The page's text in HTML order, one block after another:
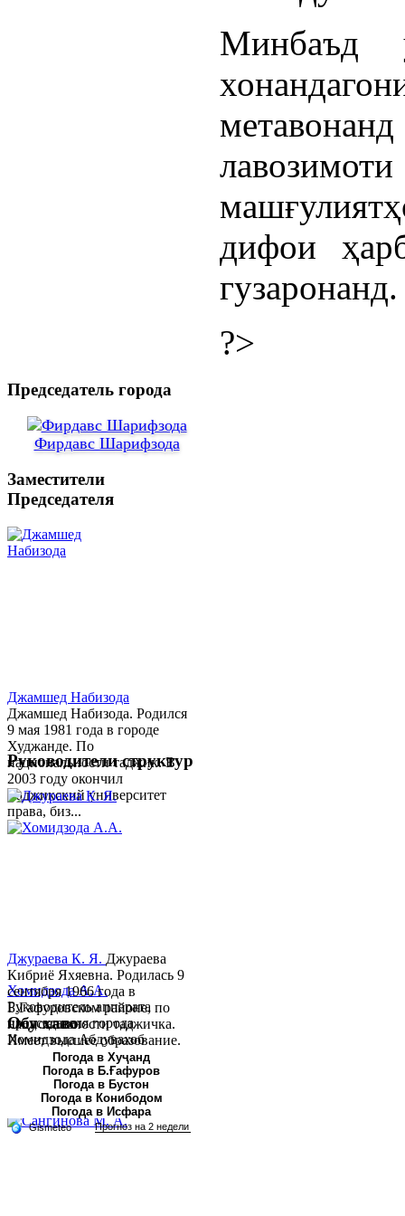
Минбаъд
дифои
гузаронанд.
?>
Председатель города
Фирдавс Шарифзода
Заместители
Председателя
Джамшед Набизода
Джамшед Набизода. Родился
9 мая 1981 года в городе
Худжанде. По
национальности таджик. В
2003 году окончил
Таджикский университет
права, биз...
Хомидзода А.А.
Руководитель аппарата
председателя города
Хомидзода Абдувахоб
Абдумаджид родился 8
июня 1978 года в городе
Худжанде. По
национальности...
Руководители структур
Джураева К. Я. Джураева
Кибриё Яхяевна. Родилась 9
сентября 1966 года в
Б.Гафуровском районе, по
национальности таджичка.
Имеет высшее образование.
В 1997 ...
Обу хаво
Погода в Хуҷанд
Погода в Б.Ғафуров
Погода в Бустон
Погода в Конибодом
Погода в Исфара